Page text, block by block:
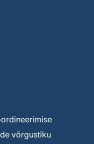
võrgustiku